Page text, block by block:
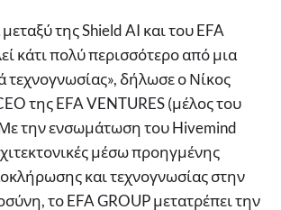
της Shield AI και του EFA
κάτι πολύ περισσότερο από μια
δήλωσε ο Νίκος
της EFA VENTURES (μέλος του
την ενσωμάτωση του Hivemind
μέσω προηγμένης
και τεχνογνωσίας στην
το EFA GROUP μετατρέπει την